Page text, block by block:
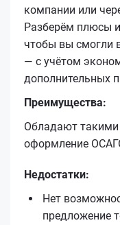
компании или
Разберём плюсы
чтобы вы смогли
— с учётом
дополнительных
Преимущества:
Обладают
оформление
Недостатки:
Нет
предложение